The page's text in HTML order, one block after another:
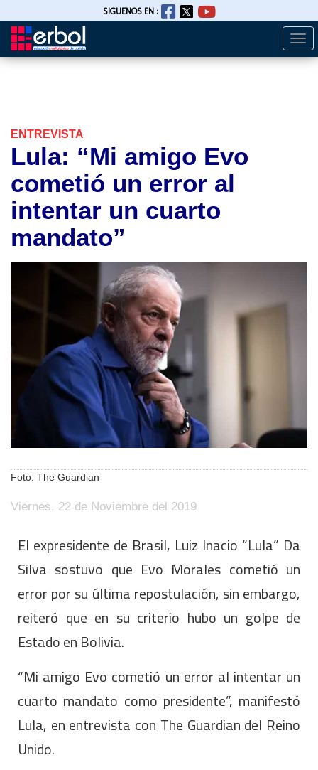
Pasar
SIGUENOS EN :
ENTREVISTA
Lula: “Mi amigo Evo
cometió un error al
intentar un cuarto
mandato”
Foto: The Guardian
Viernes, 22 de Noviembre del 2019
El expresidente de Brasil, Luiz Inacio “Lula” Da
Silva sostuvo que Evo Morales cometió un
error por su última repostulación, sin embargo,
reiteró que en su criterio hubo un golpe de
Estado en Bolivia.
“Mi amigo Evo cometió un error al intentar un
cuarto mandato como presidente”, manifestó
Lula, en entrevista con The Guardian del Reino
Unido.